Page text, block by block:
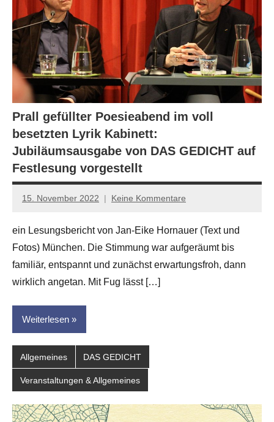
Prall gefüllter Poesieabend im voll
besetzten Lyrik Kabinett:
Jubiläumsausgabe von DAS GEDICHT auf
Festlesung vorgestellt
15. November 2022
Jan-
Hornauer
für
dasgedichtblog
Keine Kommentare
ein Lesungsbericht von Jan-Eike Hornauer (Text und
Fotos) München. Die Stimmung war aufgeräumt bis
familiär, entspannt und zunächst erwartungsfroh, dann
wirklich angetan. Mit Fug lässt […]
Weiterlesen
Allgemeines DAS GEDICHT
Veranstaltungen & Allgemeines